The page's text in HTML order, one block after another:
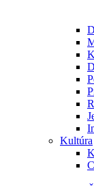
Kultúra